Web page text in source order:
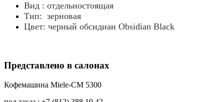
Вид : отдельностоящая
Тип: зерновая
Цвет: черный обсидиан Obsidian Black
Представлено в салонах
Кофемашина Miele-CM 5300